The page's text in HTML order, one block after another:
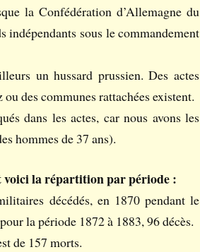
la Confédération d’Allemagne du
indépendants sous le commandement
un hussard prussien. Des actes
des communes rattachées existent.
dans les actes, car nous avons les
hommes de 37 ans).
voici la répartition par période :
décédés, en 1870 pendant le
la période 1872 à 1883, 96 décès.
de 157 morts.